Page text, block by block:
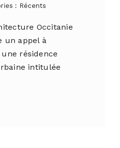
: Récents
Occitanie
un appel à
résidence
intitulée